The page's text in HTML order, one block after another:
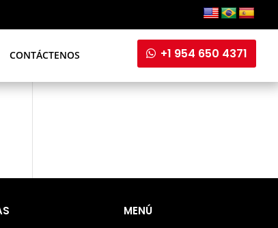
CONTÁCTENOS +1 954 650 4371
MENÚ